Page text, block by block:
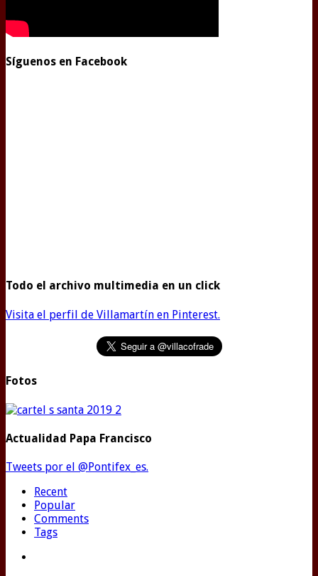
Síguenos en Facebook
Todo el archivo multimedia en un click
Visita el perfil de Villamartín en Pinterest.
Fotos
Actualidad Papa Francisco
Tweets por el @Pontifex_es.
Recent
Popular
Comments
Tags